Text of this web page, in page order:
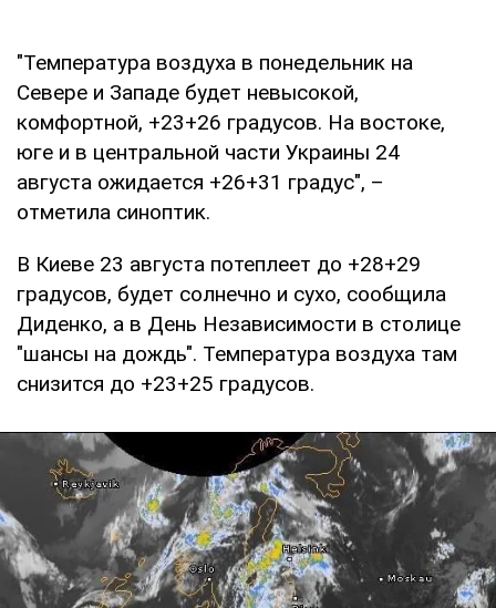
"Температура воздуха в понедельник на
Севере и Западе будет невысокой,
комфортной, +23+26 градусов. На востоке,
юге и в центральной части Украины 24
августа ожидается +26+31 градус", –
отметила синоптик.
В Киеве 23 августа потеплеет до +28+29
градусов, будет солнечно и сухо, сообщила
Диденко, а в День Независимости в столице
"шансы на дождь". Температура воздуха там
снизится до +23+25 градусов.